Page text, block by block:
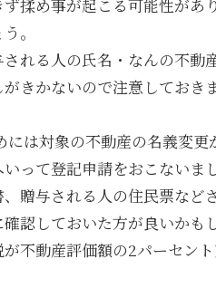
揉め事が起こる可能性があり
。
れる人の氏名・なんの不動
きかないので注意しておき
には対象の不動産の名義変更
って登記申請をおこないま
贈与される人の住民票など
認しておいた方が良いかも
不動産評価額の2パーセン